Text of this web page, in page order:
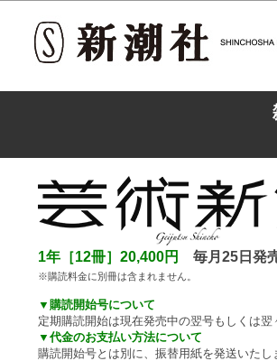
1年［12冊］20,400円 毎月25日発
※購読料金に別冊は含まれません。
▼購読開始号について
定期購読開始は現在発売中の翌号もしくは
▼代金のお支払い方法について
購読開始号とは別に、振替用紙を発送いた